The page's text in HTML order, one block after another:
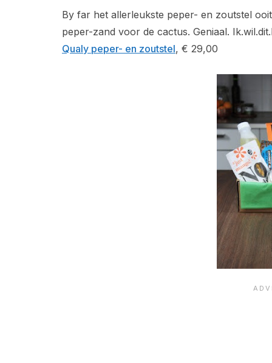
By far het allerleukste peper- en zoutstel
peper-zand voor de cactus. Geniaal.
Qualy peper- en zoutstel, € 29,00